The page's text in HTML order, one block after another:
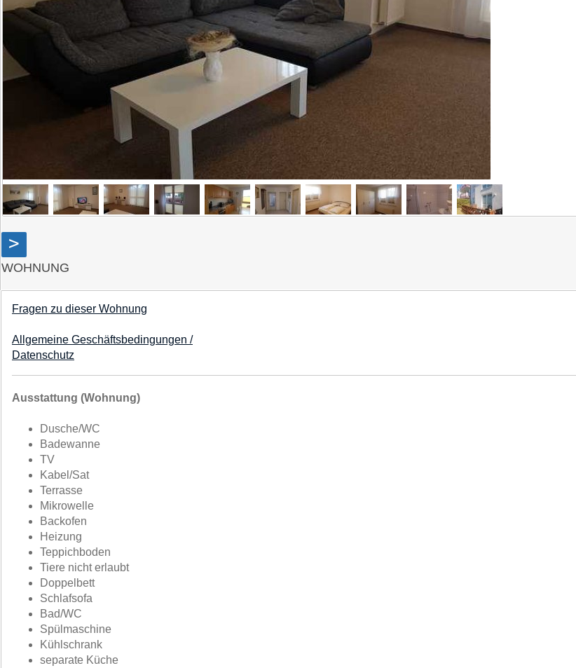
>
WOHNUNG
Fragen zu dieser Wohnung
Allgemeine Geschäftsbedingungen /
Datenschutz
Ausstattung (Wohnung)
Dusche/WC
Badewanne
TV
Kabel/Sat
Terrasse
Mikrowelle
Backofen
Heizung
Teppichboden
Tiere nicht erlaubt
Doppelbett
Schlafsofa
Bad/WC
Spülmaschine
Kühlschrank
separate Küche